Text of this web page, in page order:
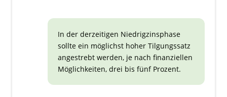
In der derzeitigen Niedrigzinsphase
sollte ein möglichst hoher Tilgungssatz
angestrebt werden, je nach finanziellen
Möglichkeiten, drei bis fünf Prozent.